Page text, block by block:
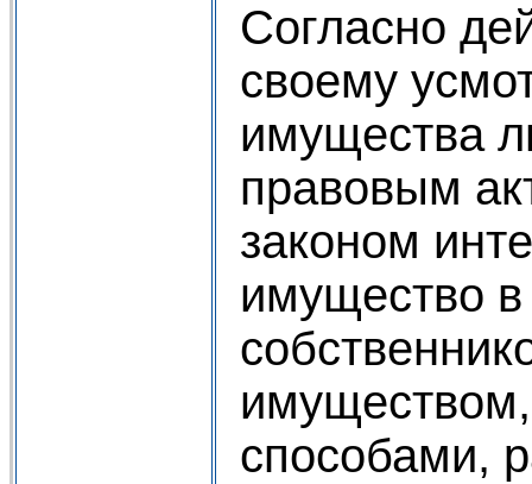
Согласно
своему
имущества
правовым
законом
имущество в
имуществом,
способами,